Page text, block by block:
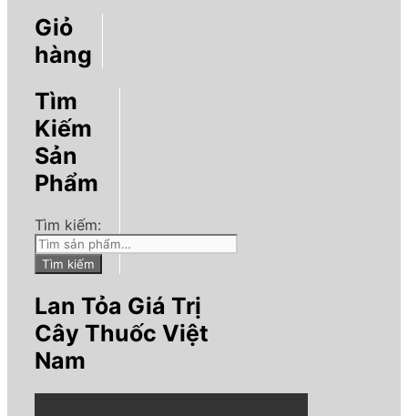
Giỏ
hàng
Tìm
Kiếm
Sản
Phẩm
Tìm kiếm:
Tìm kiếm
Lan Tỏa Giá Trị
Cây Thuốc Việt
Nam